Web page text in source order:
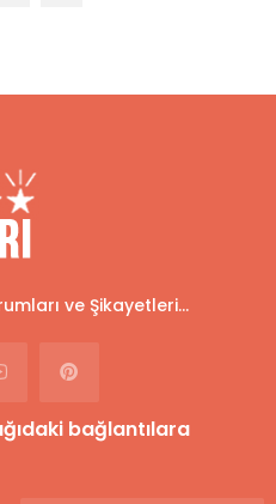
ve Şikayetleri...
bağlantılara